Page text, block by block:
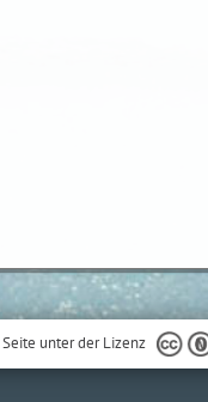
unter der Lizenz